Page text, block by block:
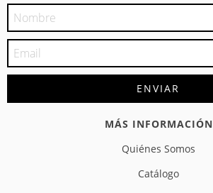
MÁS INFORMACIÓN
Quiénes Somos
Catálogo